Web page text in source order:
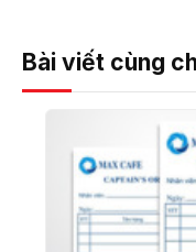
Bài viết cùng